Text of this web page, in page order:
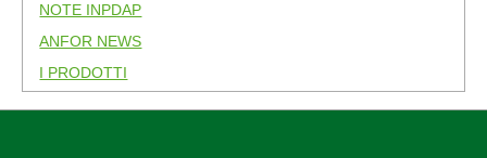
NOTE INPDAP
ANFOR NEWS
I PRODOTTI